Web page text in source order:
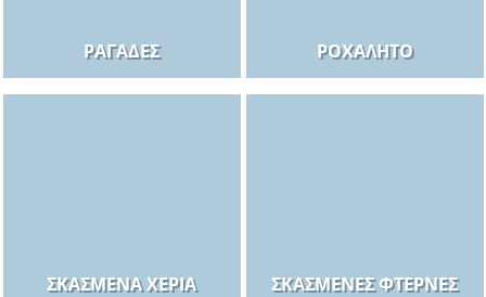
ΡΑΓΆΔΕΣ ΡΟΧΑΛΗΤΌ
ΣΚΑΣΜΈΝΑ ΧΈΡΙΑ ΣΚΑΣΜΈΝΕΣ ΦΤΈΡΝΕΣ